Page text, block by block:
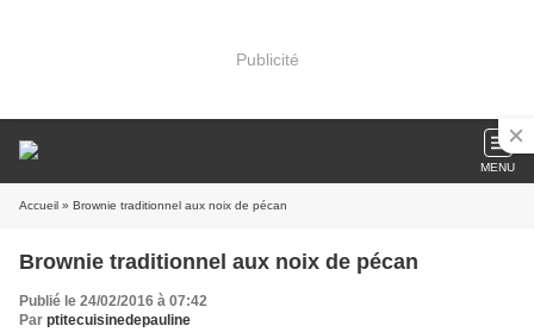
Publicité
MENU
Accueil » Brownie traditionnel aux noix de pécan
Brownie traditionnel aux noix de pécan
Publié le 24/02/2016 à 07:42
Par ptitecuisinedepauline